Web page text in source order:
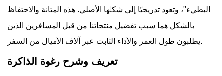
البطيء"، وتعود تدريجيًا إلى شكلها الأصلي. هذه المتانة والاحتفاظ
بالشكل هما سبب تفضيل منتجاتنا من قبل المسافرين الذين
يطلبون طول العمر والأداء الثابت عبر آلاف الأميال من السفر.
تعريف وشرح رغوة الذاكرة